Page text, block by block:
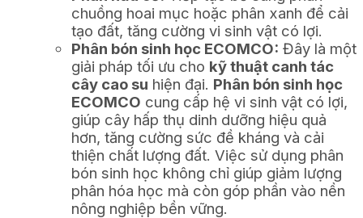
chuồng hoai mục hoặc phân xanh để cải
tạo đất, tăng cường vi sinh vật có lợi.
Phân bón sinh học ECOMCO: Đây là một
giải pháp tối ưu cho kỹ thuật canh tác
cây cao su hiện đại. Phân bón sinh học
ECOMCO cung cấp hệ vi sinh vật có lợi,
giúp cây hấp thụ dinh dưỡng hiệu quả
hơn, tăng cường sức đề kháng và cải
thiện chất lượng đất. Việc sử dụng phân
bón sinh học không chỉ giúp giảm lượng
phân hóa học mà còn góp phần vào nền
nông nghiệp bền vững.